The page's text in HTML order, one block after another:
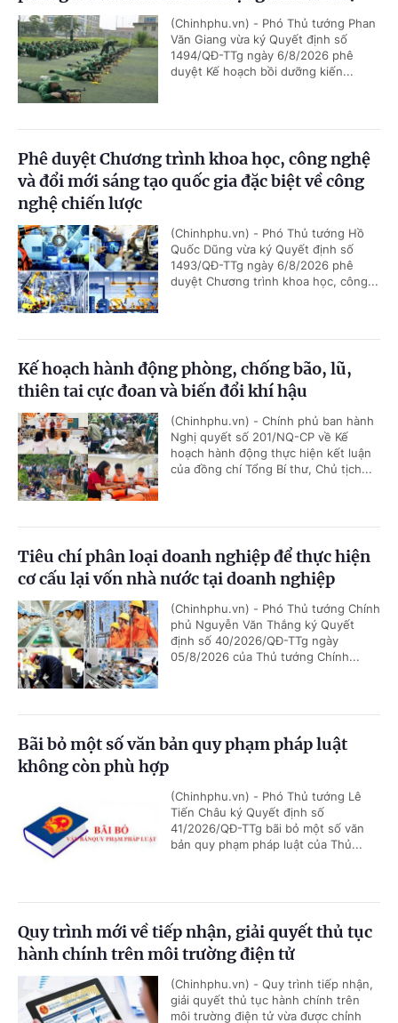
(Chinhphu.vn) - Phó Thủ tướng Phan
Văn Giang vừa ký Quyết định số
1494/QĐ-TTg ngày 6/8/2026 phê
duyệt Kế hoạch bồi dưỡng kiến...
Phê duyệt Chương trình khoa học, công nghệ
và đổi mới sáng tạo quốc gia đặc biệt về công
nghệ chiến lược
(Chinhphu.vn) - Phó Thủ tướng Hồ
Quốc Dũng vừa ký Quyết định số
1493/QĐ-TTg ngày 6/8/2026 phê
duyệt Chương trình khoa học, công...
Kế hoạch hành động phòng, chống bão, lũ,
thiên tai cực đoan và biến đổi khí hậu
(Chinhphu.vn) - Chính phủ ban hành
Nghị quyết số 201/NQ-CP về Kế
hoạch hành động thực hiện kết luận
của đồng chí Tổng Bí thư, Chủ tịch...
Tiêu chí phân loại doanh nghiệp để thực hiện
cơ cấu lại vốn nhà nước tại doanh nghiệp
(Chinhphu.vn) - Phó Thủ tướng Chính
phủ Nguyễn Văn Thắng ký Quyết
định số 40/2026/QĐ-TTg ngày
05/8/2026 của Thủ tướng Chính...
Bãi bỏ một số văn bản quy phạm pháp luật
không còn phù hợp
(Chinhphu.vn) - Phó Thủ tướng Lê
Tiến Châu ký Quyết định số
41/2026/QĐ-TTg bãi bỏ một số văn
bản quy phạm pháp luật của Thủ...
Quy trình mới về tiếp nhận, giải quyết thủ tục
hành chính trên môi trường điện tử
(Chinhphu.vn) - Quy trình tiếp nhận,
giải quyết thủ tục hành chính trên
môi trường điện tử vừa được chỉnh